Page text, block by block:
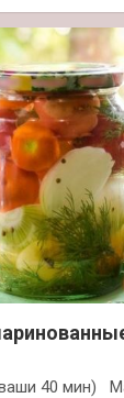
40 мин)